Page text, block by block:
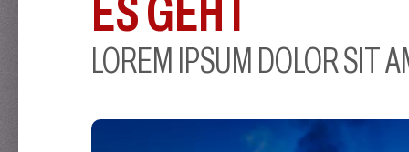
LOREM IPSUM DOLOR SIT